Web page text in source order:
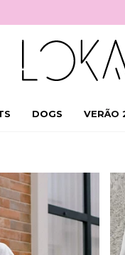
DOGS VERÃO